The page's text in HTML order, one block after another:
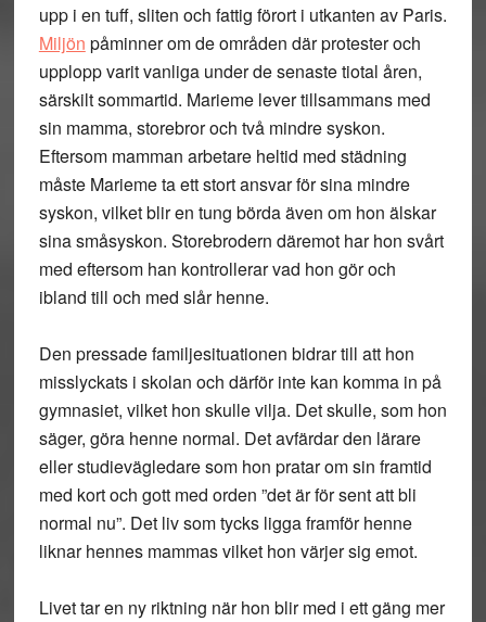
upp i en tuff, sliten och fattig förort i utkanten av Paris.
Miljön påminner om de områden där protester och
upplopp varit vanliga under de senaste tiotal åren,
särskilt sommartid. Marieme lever tillsammans med
sin mamma, storebror och två mindre syskon.
Eftersom mamman arbetare heltid med städning
måste Marieme ta ett stort ansvar för sina mindre
syskon, vilket blir en tung börda även om hon älskar
sina småsyskon. Storebrodern däremot har hon svårt
med eftersom han kontrollerar vad hon gör och
ibland till och med slår henne.
Den pressade familjesituationen bidrar till att hon
misslyckats i skolan och därför inte kan komma in på
gymnasiet, vilket hon skulle vilja. Det skulle, som hon
säger, göra henne normal. Det avfärdar den lärare
eller studievägledare som hon pratar om sin framtid
med kort och gott med orden ”det är för sent att bli
normal nu”. Det liv som tycks ligga framför henne
liknar hennes mammas vilket hon värjer sig emot.
Livet tar en ny riktning när hon blir med i ett gäng mer